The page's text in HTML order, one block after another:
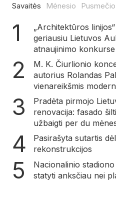
Savaitės Mėnesio Pusmečio
„Architektūros
geriausiu Lietuvos
atnaujinimo konkurse
M. K. Čiurlionio
autorius Rolandas
vienareikšmis
Pradėta pirmojo
renovacija: fasado
užbaigti per du
Pasirašyta sutartis
rekonstrukcijos
Nacionalinio
statyti anksčiau nei